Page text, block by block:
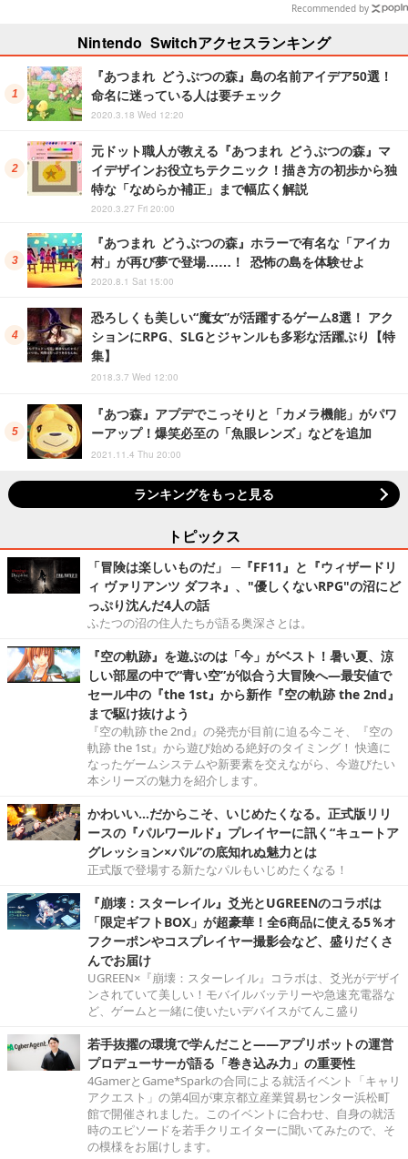
Recommended by
Nintendo Switchアクセスランキング
『あつまれ どうぶつの森』島の名前アイデア50選！
命名に迷っている人は要チェック
2020.3.18 Wed 12:20
元ドット職人が教える『あつまれ どうぶつの森』マ
イデザインお役立ちテクニック！描き方の初歩から独
特な「なめらか補正」まで幅広く解説
2020.3.27 Fri 20:00
『あつまれ どうぶつの森』ホラーで有名な「アイカ
村」が再び夢で登場……！ 恐怖の島を体験せよ
2020.8.1 Sat 15:00
恐ろしくも美しい“魔女”が活躍するゲーム8選！ アク
ションにRPG、SLGとジャンルも多彩な活躍ぶり【特
集】
2018.3.7 Wed 12:00
『あつ森』アプデでこっそりと「カメラ機能」がパワ
ーアップ！爆笑必至の「魚眼レンズ」などを追加
2021.11.4 Thu 20:00
ランキングをもっと見る
トピックス
「冒険は楽しいものだ」 ─『FF11』と『ウィザードリ
ィ ヴァリアンツ ダフネ』、"優しくないRPG"の沼にど
っぷり沈んだ4人の話
ふたつの沼の住人たちが語る奥深さとは。
『空の軌跡』を遊ぶのは「今」がベスト！暑い夏、涼
しい部屋の中で“青い空”が似合う大冒険へ―最安値で
セール中の『the 1st』から新作『空の軌跡 the 2nd』
まで駆け抜けよう
『空の軌跡 the 2nd』の発売が目前に迫る今こそ、『空の
軌跡 the 1st』から遊び始める絶好のタイミング！ 快適に
なったゲームシステムや新要素を交えながら、今遊びたい
本シリーズの魅力を紹介します。
かわいい…だからこそ、いじめたくなる。正式版リリ
ースの『パルワールド』プレイヤーに訊く“キュートア
グレッション×パル”の底知れぬ魅力とは
正式版で登場する新たなパルもいじめたくなる！
『崩壊：スターレイル』爻光とUGREENのコラボは
「限定ギフトBOX」が超豪華！全6商品に使える5％オ
フクーポンやコスプレイヤー撮影会など、盛りだくさ
んでお届け
UGREEN×『崩壊：スターレイル』コラボは、爻光がデザイ
ンされていて美しい！モバイルバッテリーや急速充電器な
ど、ゲームと一緒に使いたいデバイスがてんこ盛り
若手抜擢の環境で学んだこと――アプリボットの運営
プロデューサーが語る「巻き込み力」の重要性
4GamerとGame*Sparkの合同による就活イベント「キャリ
アクエスト」の第4回が東京都立産業貿易センター浜松町
館で開催されました。このイベントに合わせ、自身の就活
時のエピソードを若手クリエイターに聞いてみたので、そ
の模様をお届けします。